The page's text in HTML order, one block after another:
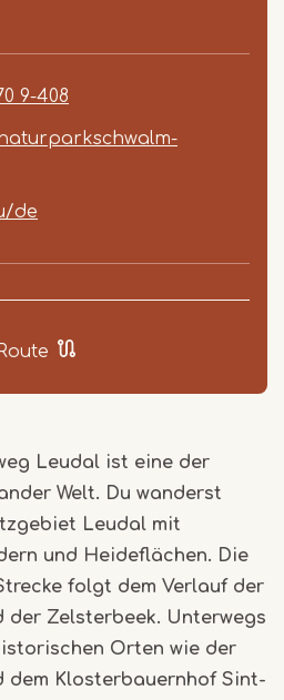
9-408
de
Route
Leudal ist eine der
Welt. Du wanderst
Leudal mit
und Heideflächen. Die
folgt dem Verlauf der
der Zelsterbeek. Unterwegs
Orten wie der
dem Klosterbauernhof Sint-